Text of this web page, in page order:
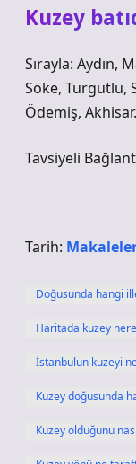
Kuzey
Sırayla: Aydın,
Söke, Turgutlu,
Ödemiş, Akhisar.
Tavsiyeli
Tarih:
Doğusunda hangi
Haritada kuzey
İstanbulun kuzeyi
Kuzey doğusunda
Kuzey olduğunu